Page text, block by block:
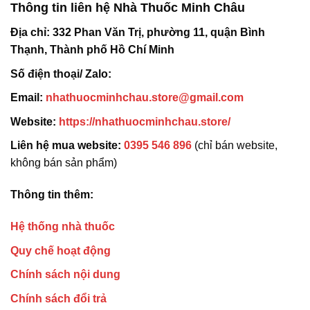
Thông tin liên hệ Nhà Thuốc Minh Châu
Địa chỉ: 332 Phan Văn Trị, phường 11, quận Bình
Thạnh, Thành phố Hồ Chí Minh
Số điện thoại/ Zalo:
Email: nhathuocminhchau.store@gmail.com
Website: https://nhathuocminhchau.store/
Liên hệ mua website: 0395 546 896 (chỉ bán website,
không bán sản phẩm)
Thông tin thêm:
Hệ thống nhà thuốc
Quy chế hoạt động
Chính sách nội dung
Chính sách đổi trả